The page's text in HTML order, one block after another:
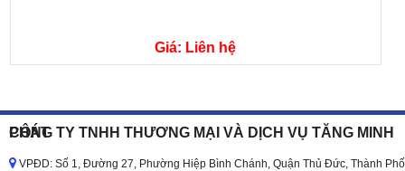
Giá: Liên hệ
CÔNG TY TNHH THƯƠNG MẠI VÀ DỊCH VỤ TĂNG MINH PHÁT
VPĐD: Số 1, Đường 27, Phường Hiệp Bình Chánh, Quận Thủ Đức, Thành Phố